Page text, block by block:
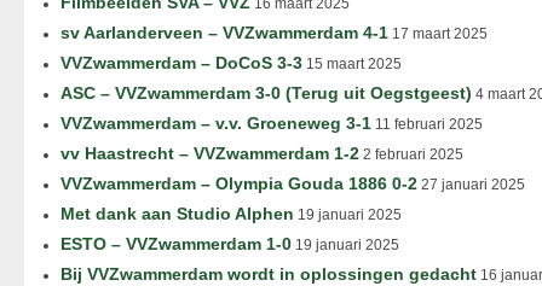
16 maart 2025
sv Aarlanderveen – VVZwammerdam 4-1 17 maart 2025
VVZwammerdam – DoCoS 3-3 15 maart 2025
ASC – VVZwammerdam 3-0 (Terug uit Oegstgeest) 4 maart
VVZwammerdam – v.v. Groeneweg 3-1 11 februari 2025
vv Haastrecht – VVZwammerdam 1-2 2 februari 2025
VVZwammerdam – Olympia Gouda 1886 0-2 27 januari 2025
Met dank aan Studio Alphen 19 januari 2025
ESTO – VVZwammerdam 1-0 19 januari 2025
Bij VVZwammerdam wordt in oplossingen gedacht 16